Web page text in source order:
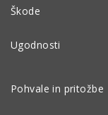
Škode
Ugodnosti
Pohvale in pritožbe